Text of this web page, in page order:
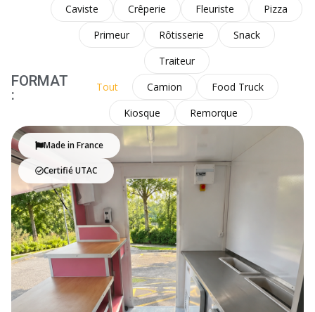
Caviste
Crêperie Fleuriste
Pizza
Primeur
Rôtisserie
Snack
Traiteur
FORMAT
:
Camion
Food Truck
Kiosque
Remorque
Tout
Made in France
Certifié UTAC